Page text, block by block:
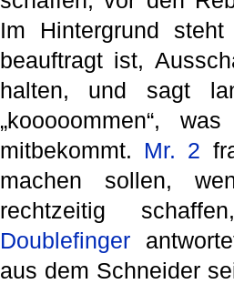
Im Hintergrund
beauftragt ist,
halten, und sagt
„kooooommen“,
mitbekommt. Mr. 2
machen sollen,
rechtzeitig
Doublefinger
aus dem Schneider